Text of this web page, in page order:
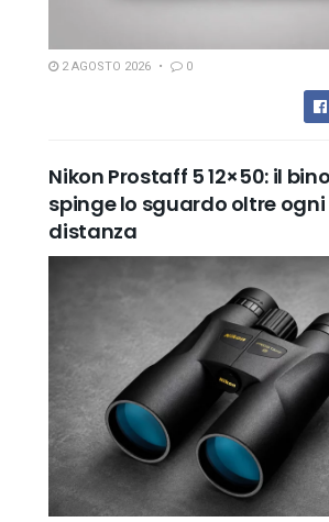
2 AGOSTO 2026 0
Nikon Prostaff 5 12×50: il
spinge lo sguardo oltre ogni
distanza